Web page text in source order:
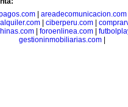
| areadecomunicacion.com|
ciberperu.com
| foroenlinea.com|
gestioninmobiliarias.com